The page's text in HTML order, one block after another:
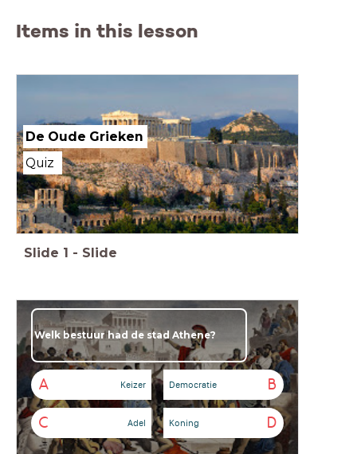
Items in this lesson
De Oude Grieken
Quiz
Slide 1 - Slide
Welk bestuur had de stad Athene?
A Keizer B
Democratie
C Adel D
Koning